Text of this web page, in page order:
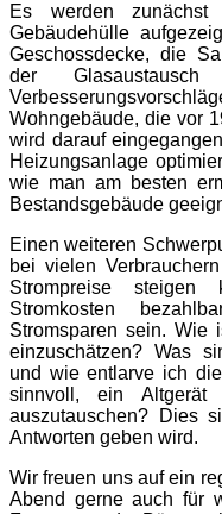
Es werden zunächst
Gebäudehülle
Geschossdecke, die
der
Wohngebäude, die vor
wird darauf
Heizungsanlage
wie man am besten
Bestandsgebäude
Einen weiteren
bei vielen
Strompreise
Stromkosten
Stromsparen sein. Wie
einzuschätzen? Was
und wie entlarve ich
sinnvoll, ein Altgerät
auszutauschen? Dies
Antworten geben wird.
Wir freuen uns auf ein
Abend gerne auch für